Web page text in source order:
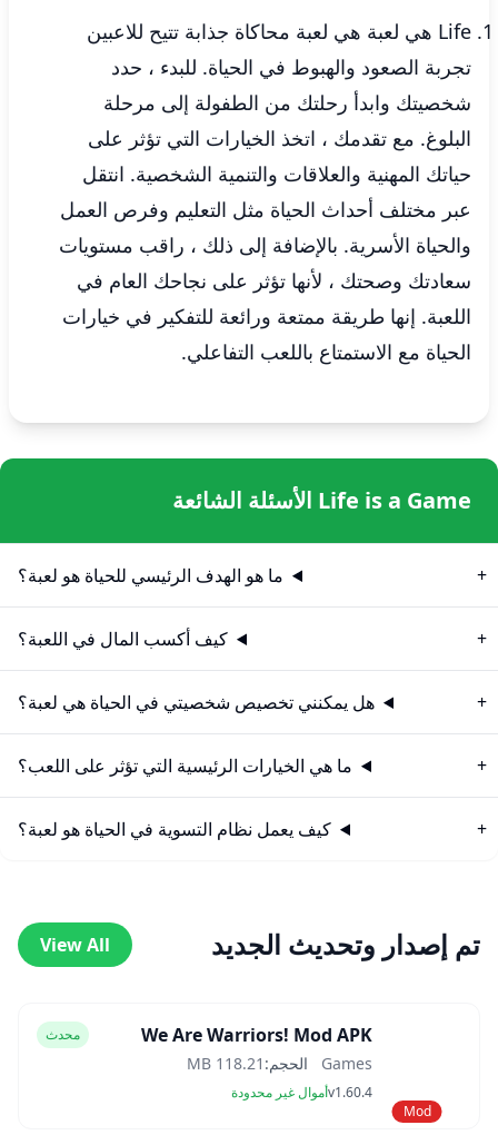
Life هي لعبة هي لعبة محاكاة جذابة تتيح للاعبين
تجربة الصعود والهبوط في الحياة. للبدء ، حدد
شخصيتك وابدأ رحلتك من الطفولة إلى مرحلة
البلوغ. مع تقدمك ، اتخذ الخيارات التي تؤثر على
حياتك المهنية والعلاقات والتنمية الشخصية. انتقل
عبر مختلف أحداث الحياة مثل التعليم وفرص العمل
والحياة الأسرية. بالإضافة إلى ذلك ، راقب مستويات
سعادتك وصحتك ، لأنها تؤثر على نجاحك العام في
اللعبة. إنها طريقة ممتعة ورائعة للتفكير في خيارات
الحياة مع الاستمتاع باللعب التفاعلي.
Life is a Game الأسئلة الشائعة
ما هو الهدف الرئيسي للحياة هو لعبة؟
كيف أكسب المال في اللعبة؟
هل يمكنني تخصيص شخصيتي في الحياة هي لعبة؟
ما هي الخيارات الرئيسية التي تؤثر على اللعب؟
كيف يعمل نظام التسوية في الحياة هو لعبة؟
تم إصدار وتحديث الجديد View All
Mod
We Are Warriors! Mod APK محدث
Games الحجم: 118.21 MB
v1.60.4أموال غير محدودة